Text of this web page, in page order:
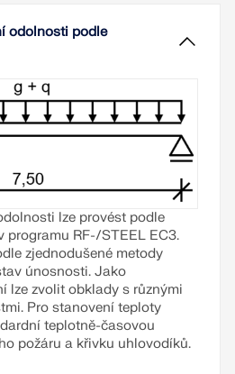
odolnosti podle
lze provést podle
programu RF-/STEEL EC3.
zjednodušené metody
únosnosti. Jako
lze zvolit obklady s různými
Pro stanovení teploty
teplotně-časovou
požáru a křivku uhlovodíků.